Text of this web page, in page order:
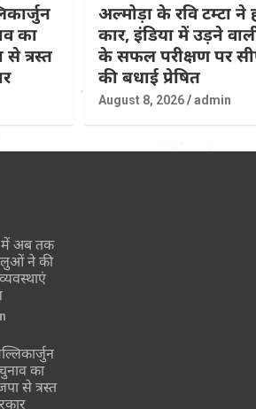
का
त्रस्त
अल्मोड़ा के रवि टम्टा ने
कार, इंडिया में उड़ने
के सफल परीक्षण पर
की बधाई प्रेषित
August 8, 2026 admin
में अब तक
ने की
का
से त्रस्त